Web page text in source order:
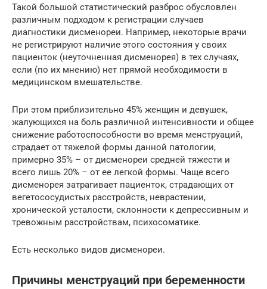
Такой большой статистический разброс обусловлен
различным подходом к регистрации случаев
диагностики дисменореи. Например, некоторые врачи
не регистрируют наличие этого состояния у своих
пациенток (неуточненная дисменорея) в тех случаях,
если (по их мнению) нет прямой необходимости в
медицинском вмешательстве.
При этом приблизительно 45% женщин и девушек,
жалующихся на боль различной интенсивности и общее
снижение работоспособности во время менструаций,
страдает от тяжелой формы данной патологии,
примерно 35% – от дисменореи средней тяжести и
всего лишь 20% – от ее легкой формы. Чаще всего
дисменорея затрагивает пациенток, страдающих от
вегетососудистых расстройств, неврастении,
хронической усталости, склонности к депрессивным и
тревожным расстройствам, психосоматике.
Есть несколько видов дисменореи.
Причины менструаций при беременности